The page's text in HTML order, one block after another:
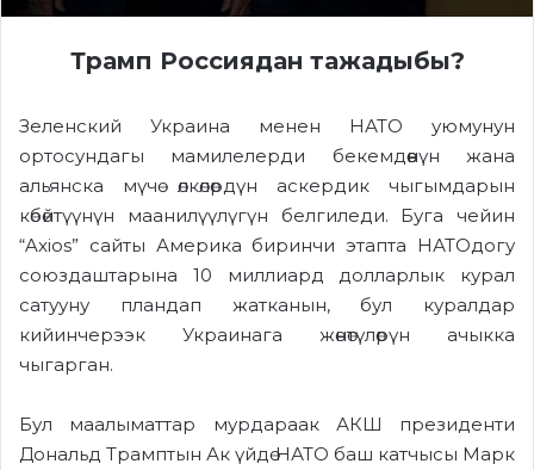
Трамп Россиядан тажадыбы?
Зеленский Украина менен НАТО уюмунун
ортосундагы мамилелерди бекемдөөнүн жана
альянска мүчө өлкөлөрдүн аскердик чыгымдарын
көбөйтүүнүн маанилүүлүгүн белгиледи. Буга чейин
“Axios” сайты Америка биринчи этапта НАТОдогу
союздаштарына 10 миллиард долларлык курал
сатууну пландап жатканын, бул куралдар
кийинчерээк Украинага жөнөтүлөрүн ачыкка
чыгарган.
Бул маалыматтар мурдараак АКШ президенти
Дональд Трамптын Ак үйдө НАТО баш катчысы Марк